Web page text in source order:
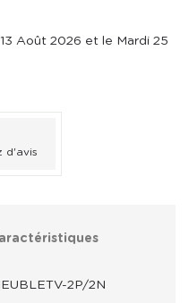
Août 2026 et le Mardi 25
d'avis
2P/2N